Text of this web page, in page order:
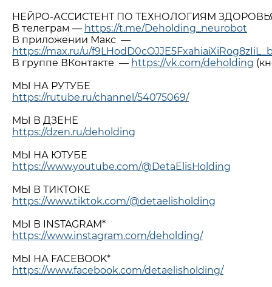
НЕЙРО-АССИСТЕНТ ПО ТЕХНОЛОГИЯМ
В телеграм — https://t.me/Deholding_neurobot
В приложении Макс —
https://max.ru/u/
В группе ВКонтакте — https://vk.com/deholding
МЫ НА РУТУБЕ
https://rutube.ru/channel/54075069/
МЫ В ДЗЕНЕ
https://dzen.ru/deholding
МЫ НА ЮТУБЕ
https://www.youtube.com/@DetaElisHolding
МЫ В ТИКТОКЕ
https://www.tiktok.com/@detaelisholding
МЫ В INSTAGRAM*
https://www.instagram.com/deholding/
МЫ НА FACEBOOK*
https://www.facebook.com/detaelisholding/